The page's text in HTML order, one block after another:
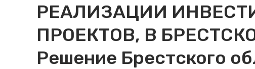
РЕАЛИЗАЦИИ
ПРОЕКТОВ, В
Решение Брестского